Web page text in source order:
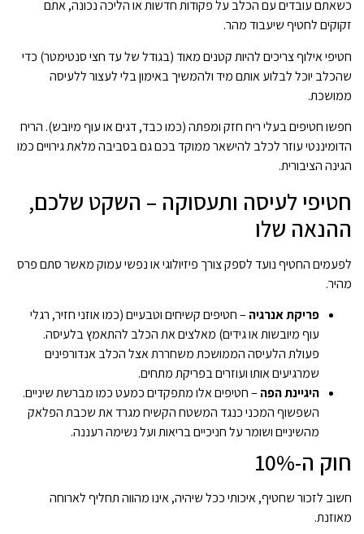
כשאתם עובדים עם הכלב על פקודות חדשות או הליכה נכונה, אתם
זקוקים לחטיף שיעבוד מהר.
חטיפי אילוף צריכים להיות קטנים מאוד (בגודל של עד חצי סנטימטר) כדי
שהכלב יוכל לבלוע אותם מיד ולהמשיך באימון בלי לעצור ללעיסה
ממושכת.
חפשו חטיפים בעלי ריח חזק ומפתה (כמו כבד, דגים או עוף מיובש). הריח
הדומיננטי עוזר לכלב להישאר ממוקד בכם גם בסביבה מלאת גירויים כמו
הגינה הציבורית.
חטיפי לעיסה ותעסוקה – השקט שלכם,
ההנאה שלו
לפעמים החטיף נועד לספק צורך פיזיולוגי או נפשי עמוק מאשר סתם פרס
מהיר.
פריקת אנרגיה – חטיפים קשיחים וטבעיים (כמו אוזני חזיר, רגלי
עוף מיובשות או גידים) מאלצים את הכלב להתאמץ בלעיסה.
פעולת הלעיסה הממושכת משחררת אצל הכלב אנדורפינים
שמרגיעים אותו ועוזרים בפריקת מתחים.
היגיינת הפה – חטיפים אלו מתפקדים כמעט כמו מברשת שיניים.
השפשוף המכני כנגד המשטח הקשיח מגרד את שכבת הפלאק
מהשיניים ושומר על חניכיים בריאות ועל נשימה רעננה.
חוק ה-10%
חשוב לזכור שחטיף, איכותי ככל שיהיה, אינו מהווה תחליף לארוחה
מאוזנת.